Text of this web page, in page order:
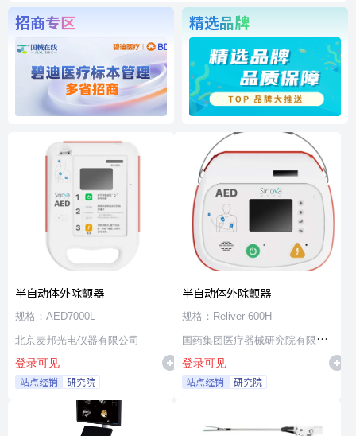
招商专区 精选品牌
半自动体外除颤器
规格：AED7000L
北京麦邦光电仪器有限公司
登录可见
站点经销 研究院
半自动体外除颤器
规格：Reliver 600H
国药集团医疗器械研究院有限公
司
登录可见
站点经销 研究院